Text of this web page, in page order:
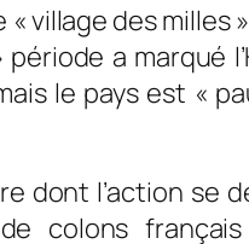
village des milles
a marqué
le pays est «
dont l’action se
colons